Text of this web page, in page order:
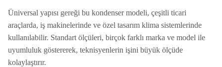
Üniversal yapısı gereği bu kondenser modeli, çeşitli ticari
araçlarda, iş makinelerinde ve özel tasarım klima sistemlerinde
kullanılabilir. Standart ölçüleri, birçok farklı marka ve model ile
uyumluluk göstererek, teknisyenlerin işini büyük ölçüde
kolaylaştırır.